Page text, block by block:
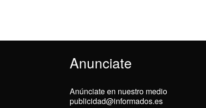
Anunciate
Anúnciate en nuestro medio
publicidad@informados.es